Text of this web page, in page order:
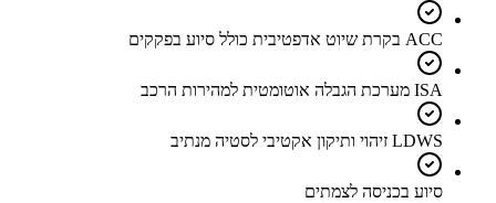
ACC בקרת שיוט אדפטיבית כולל סיוע בפקקים
ISA מערכת הגבלה אוטומטית למהירות הרכב
LDWS זיהוי ותיקון אקטיבי לסטיה מנתיב
סיוע בכניסה לצמתים